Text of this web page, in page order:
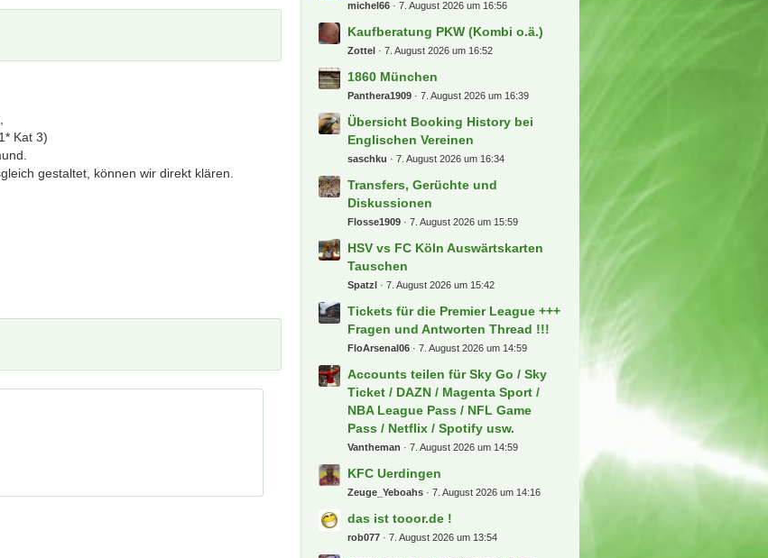
Kat 3)
gestaltet, können wir direkt klären.
Letzte Beiträge
Tour de France, Giro, Vuelta und
Profi-Radsport allgemein
KickerKingdom 7. August 2026 um 17:11
Der tooor Laberfred
rob077 7. August 2026 um 17:04
Dynamo Dresden
dresdner 7. August 2026 um 17:00
Alles rund ums Laufen
bamberger11
Serie A Laberthread
michel66
7. August 2026 um 16:52
1860 München
Panthera1909 7. August 2026 um 16:39
Übersicht Booking History bei
Englischen Vereinen
saschku 7. August 2026 um 16:34
Transfers, Gerüchte und
Diskussionen